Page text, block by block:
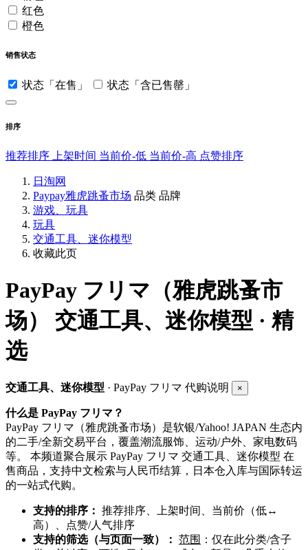
红色
橙色
销售状态
状态「在售」 状态「含已售罄」
排序
推荐排序 上架时间 当前价-低 当前价-高 点赞排序
日淘网
Paypay雅虎跳蚤市场 品类 品牌
游戏、玩具
玩具
交通工具、迷你模型
收藏此页
PayPay フリマ（雅虎跳蚤市
场）
交通工具、迷你模型 · 精
选
交通工具、迷你模型 · PayPay フリマ 代购说明 ×
什么是 PayPay フリマ？
PayPay フリマ（雅虎跳蚤市场）是软银/Yahoo! JAPAN 生态内
的二手/全新交易平台，覆盖潮流服饰、运动/户外、家电数码
等。 本频道聚合展示 PayPay フリマ 交通工具、迷你模型 在
售商品，支持中文检索与人民币结算，日本仓入库与国际转运
的一站式代购。
支持的排序： 推荐排序、上架时间、当前价（低↔
高）、点赞/人气排序
支持的筛选（与页面一致）： 范围
：仅在此分类/含子